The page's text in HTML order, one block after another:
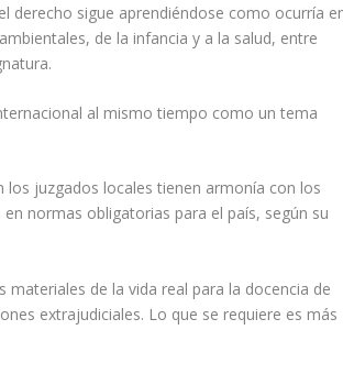
derecho sigue aprendiéndose como ocurría
de la infancia y a la salud, entre
al mismo tiempo como un tema
los juzgados locales tienen armonía con los
normas obligatorias para el país, según su
de la vida real para la docencia de
extrajudiciales. Lo que se requiere es más